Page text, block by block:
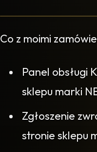
Co z moimi
Panel obsługi
sklepu marki
Zgłoszenie
stronie sklepu